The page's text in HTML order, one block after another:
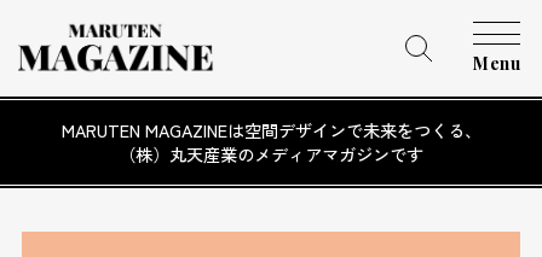
Menu
MARUTEN MAGAZINEは空間デザインで未来をつくる、
（株）丸天産業のメディアマガジンです